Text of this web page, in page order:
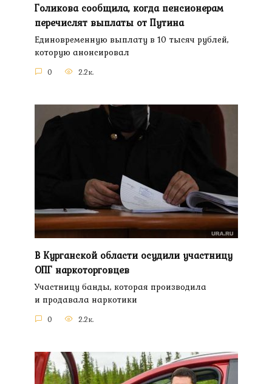
Голикова сообщила, когда пенсионерам
перечислят выплаты от Путина
Единовременную выплату в 10 тысяч рублей,
которую анонсировал
0 2.2к.
В Курганской области осудили участницу
ОПГ наркоторговцев
Участницу банды, которая производила
и продавала наркотики
0 2.2к.